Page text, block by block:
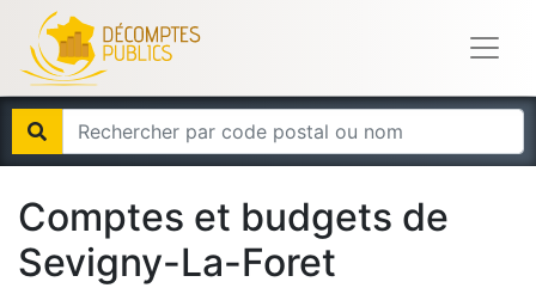
Comptes et budgets de
Sevigny-La-Foret